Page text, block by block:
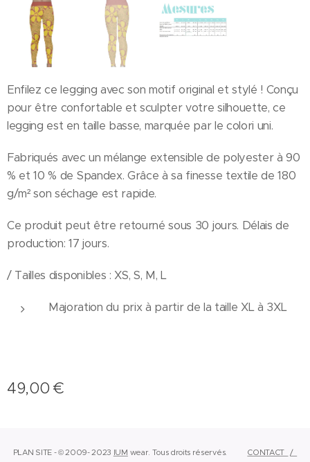
Enfilez ce legging avec son motif original et stylé ! Conçu
pour être confortable et sculpter votre silhouette, ce
legging est en taille basse, marquée par le colori uni.
Fabriqués avec un mélange extensible de polyester à 90
% et 10 % de Spandex. Grâce à sa finesse textile de 180
g/m² son séchage est rapide.
Ce produit peut être retourné sous 30 jours. Délais de
production: 17 jours.
/ Tailles disponibles : XS, S, M, L
Majoration du prix à partir de la taille XL à 3XL
49,00 €
PLAN SITE - © 2009- 2023 IUM wear. Tous droits réservés. CONTACT /